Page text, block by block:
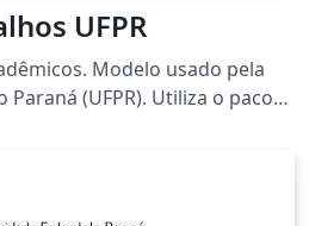
UFPR
Modelo usado pela
(UFPR). Utiliza o pacote
formatação fácil e rápida
todas as informações que você